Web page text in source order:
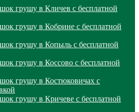
грушу в Кличев с бесплатной
грушу в Кобрине с бесплатной
грушу в Копыль с бесплатной
грушу в Коссово с бесплатной
грушу в Костюковичах с
грушу в Кричеве с бесплатной